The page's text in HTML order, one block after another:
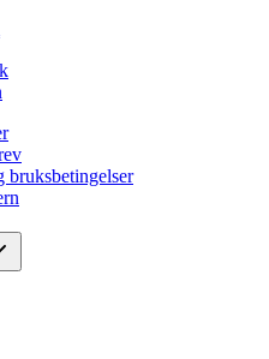
bruksbetingelser